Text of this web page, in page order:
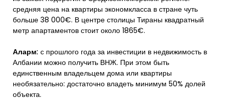
средняя цена на квартиры экономкласса в стране чуть
больше 38 000€. В центре столицы Тираны квадратный
метр апартаментов стоит около 1865€.
Аларм: с прошлого года за инвестиции в недвижимость в
Албании можно получить ВНЖ. При этом быть
единственным владельцем дома или квартиры
необязательно: достаточно владеть минимум 50% долей
объекта.